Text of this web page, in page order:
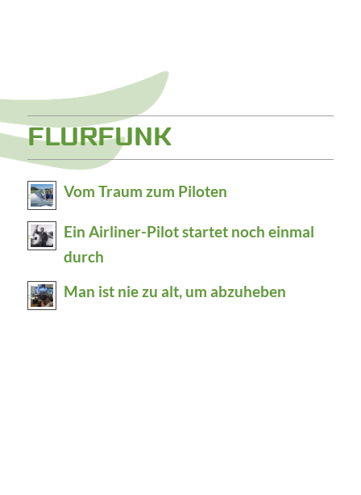
FLURFUNK
Vom Traum zum Piloten
Ein Airliner-Pilot startet noch einmal
durch
Man ist nie zu alt, um abzuheben